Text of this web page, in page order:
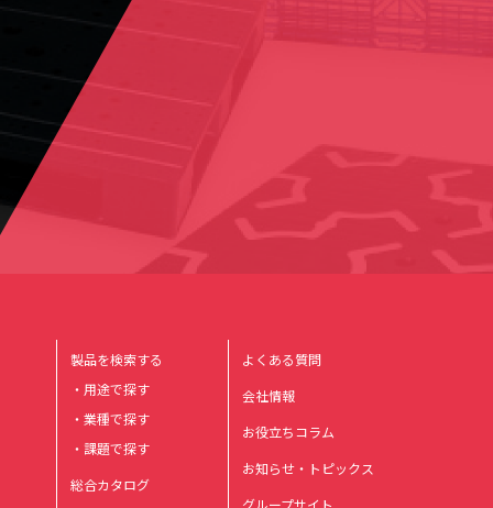
製品を検索する
・用途で探す
・業種で探す
・課題で探す
総合カタログ
よくある質問
会社情報
お役立ちコラム
お知らせ・トピックス
グループサイト